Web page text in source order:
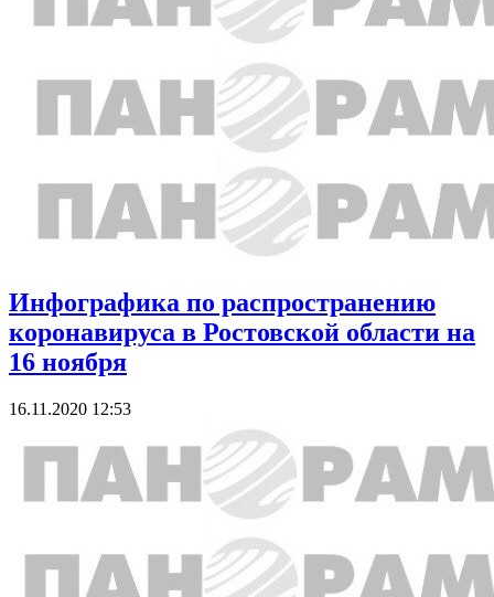
Инфографика по распространению
коронавируса в Ростовской области на
16 ноября
16.11.2020 12:53